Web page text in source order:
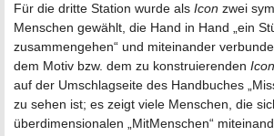
Für die dritte Station wurde als Icon zwei
Menschen gewählt, die Hand in Hand „ein
zusammengehen“ und miteinander
dem Motiv bzw. dem zu konstruierenden Icon
auf der Umschlagseite des Handbuches
zu sehen ist; es zeigt viele Menschen, die
überdimensionalen „MitMenschen“